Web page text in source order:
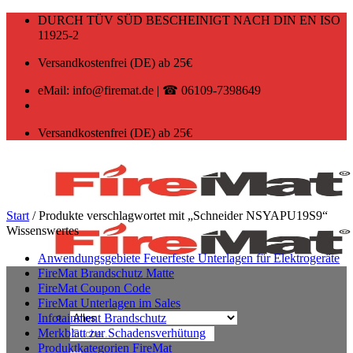
Zum
DURCH TÜV SÜD BESCHEINIGT NACH DIN EN ISO
11925-2
Versandkostenfrei (DE) ab 25€
eMail: info@firemat.de | ☎ 06109-7398649
Versandkostenfrei (DE) ab 25€
Suchen
nach:
Start /Produkte verschlagwortet mit „Schneider NSYAPU19S9“
Wissenswertes
Anwendungsgebiete Feuerfeste Unterlagen für Elektrogeräte
FireMat Brandschutz Matte
FireMat Coupon Code
FireMat Unterlagen im Sales
Infotainment Brandschutz
Merkblatt zur Schadensverhütung
Produktkategorien FireMat